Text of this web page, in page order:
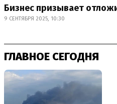
Бизнес призывает
9 СЕНТЯБРЯ 2025, 10:30
ГЛАВНОЕ СЕГОДНЯ